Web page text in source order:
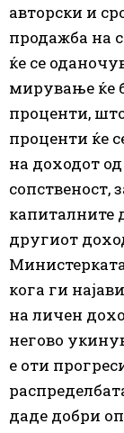
авторски и
продажба на
ќе се
мирување ќе
проценти,
проценти ќе
на доходот
сопственост,
капиталните
другиот
кога ги
на личен
негово
е оти
даде добри